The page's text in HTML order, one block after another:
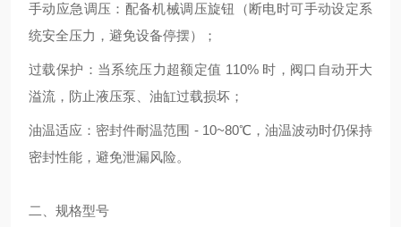
手动应急调压：配备机械调压旋钮（断电时可手动设定系
统安全压力，避免设备停摆）；
过载保护：当系统压力超额定值 110% 时，阀口自动开大
溢流，防止液压泵、油缸过载损坏；
油温适应：密封件耐温范围 - 10~80℃，油温波动时仍保持
密封性能，避免泄漏风险。
二、规格型号